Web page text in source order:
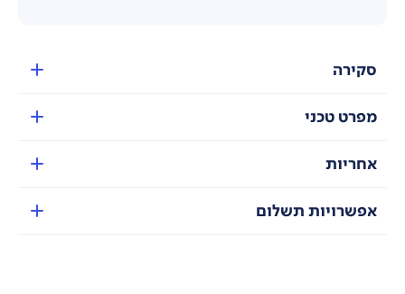
סקירה
מפרט טכני
אחריות
אפשרויות תשלום